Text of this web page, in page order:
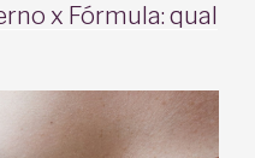
x Fórmula: qual